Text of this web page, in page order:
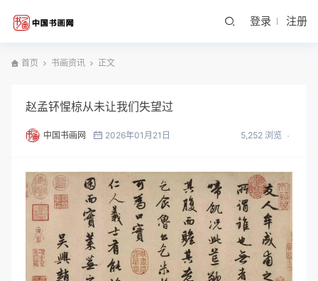
登录 注册
首页 书画资讯 正文
赵孟钚惺椋从未让我们失望过
中国书画网 2026年01月21日 5,252 浏览